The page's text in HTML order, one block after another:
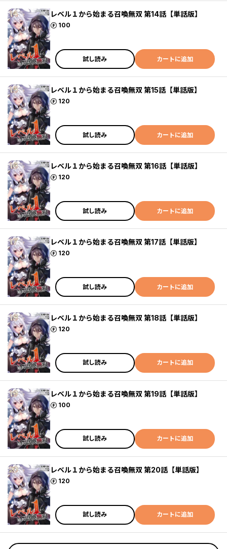
レベル１から始まる召喚無双 第14話【単話版】
100
ポイント
試し読み カートに追加
レベル１から始まる召喚無双 第15話【単話版】
120
ポイント
試し読み カートに追加
レベル１から始まる召喚無双 第16話【単話版】
120
ポイント
試し読み カートに追加
レベル１から始まる召喚無双 第17話【単話版】
120
ポイント
試し読み カートに追加
レベル１から始まる召喚無双 第18話【単話版】
120
ポイント
試し読み カートに追加
レベル１から始まる召喚無双 第19話【単話版】
100
ポイント
試し読み カートに追加
レベル１から始まる召喚無双 第20話【単話版】
120
ポイント
試し読み カートに追加